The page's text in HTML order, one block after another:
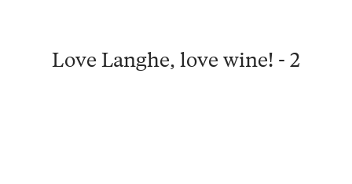
Love Langhe, love wine! - 2